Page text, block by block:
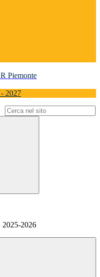
Piemonte
2027
2025-2026